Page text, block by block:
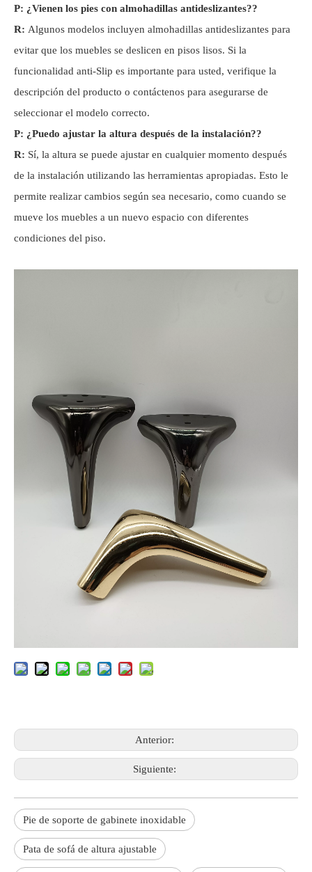
P: ¿Vienen los pies con almohadillas antideslizantes??
R: Algunos modelos incluyen almohadillas antideslizantes para
evitar que los muebles se deslicen en pisos lisos. Si la
funcionalidad anti-Slip es importante para usted, verifique la
descripción del producto o contáctenos para asegurarse de
seleccionar el modelo correcto.
P: ¿Puedo ajustar la altura después de la instalación??
R: Sí, la altura se puede ajustar en cualquier momento después
de la instalación utilizando las herramientas apropiadas. Esto le
permite realizar cambios según sea necesario, como cuando se
mueve los muebles a un nuevo espacio con diferentes
condiciones del piso.
Anterior:
Siguiente:
Pie de soporte de gabinete inoxidable
Pata de sofá de altura ajustable